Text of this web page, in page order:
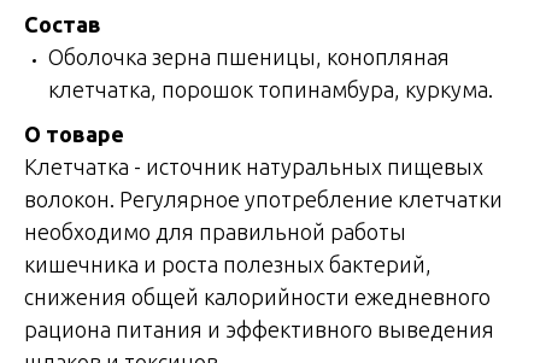
Состав
Оболочка зерна пшеницы, конопляная
клетчатка, порошок топинамбура, куркума.
О товаре
Клетчатка - источник натуральных пищевых
волокон. Регулярное употребление клетчатки
необходимо для правильной работы
кишечника и роста полезных бактерий,
снижения общей калорийности ежедневного
рациона питания и эффективного выведения